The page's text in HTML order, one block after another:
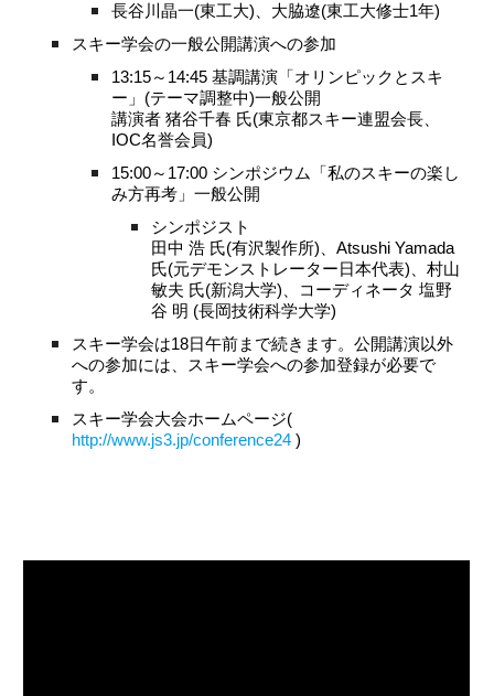
長谷川晶一(東工大)、大脇遼(東工大修士1年)
スキー学会の一般公開講演への参加
13:15～14:45 基調講演「オリンピックとスキ
ー」(テーマ調整中)一般公開
講演者 猪谷千春 氏(東京都スキー連盟会長、
IOC名誉会員)
15:00～17:00 シンポジウム「私のスキーの楽し
み方再考」一般公開
シンポジスト
田中 浩 氏(有沢製作所)、Atsushi Yamada
氏(元デモンストレーター日本代表)、村山
敏夫 氏(新潟大学)、コーディネータ 塩野
谷 明 (長岡技術科学大学)
スキー学会は18日午前まで続きます。公開講演以外
への参加には、スキー学会への参加登録が必要で
す。
http://www.js3.jp/conference24 )